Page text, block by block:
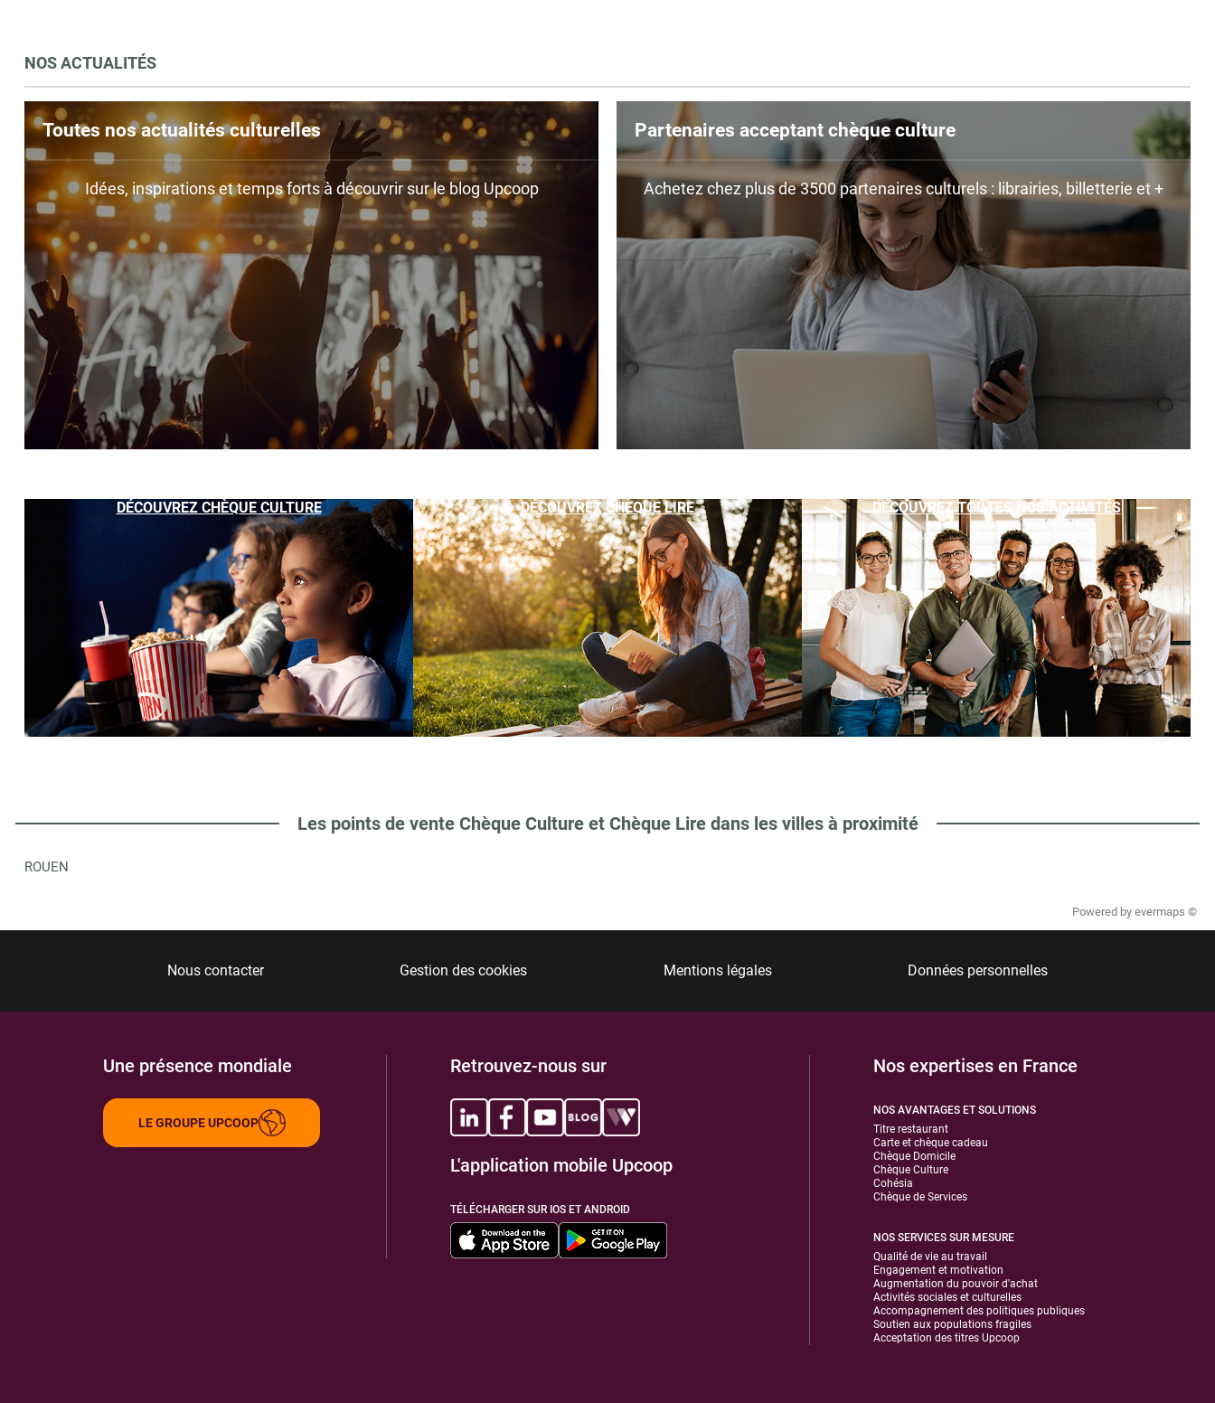
NOS ACTUALITÉS
Toutes nos actualités culturelles
Idées, inspirations et temps forts à découvrir sur le blog Upcoop
Partenaires acceptant chèque culture
Achetez chez plus de 3500 partenaires culturels : librairies, billetterie et +
DÉCOUVREZ CHÈQUE CULTURE DÉCOUVREZ CHÈQUE LIRE DÉCOUVREZ TOUTES NOS ACTIVITÉS
Les points de vente Chèque Culture et Chèque Lire dans les villes à proximité
ROUEN
Powered by evermaps ©
Nous contacter Gestion des cookies Mentions légales Données personnelles
Une présence mondiale
LE GROUPE UPCOOP
Retrouvez-nous sur
L'application mobile Upcoop
TÉLÉCHARGER SUR IOS ET ANDROID
Nos expertises en France
NOS AVANTAGES ET SOLUTIONS
Titre restaurant
Carte et chèque cadeau
Chèque Domicile
Chèque Culture
Cohésia
Chèque de Services
NOS SERVICES SUR MESURE
Qualité de vie au travail
Engagement et motivation
Augmentation du pouvoir d'achat
Activités sociales et culturelles
Accompagnement des politiques publiques
Soutien aux populations fragiles
Acceptation des titres Upcoop